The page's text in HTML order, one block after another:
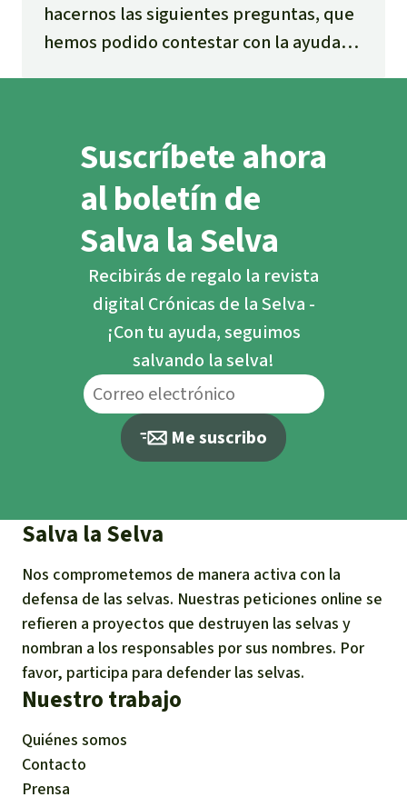
hacernos las siguientes preguntas, que
hemos podido contestar con la ayuda
Suscríbete ahora
al boletín de
Salva la Selva
Recibirás de regalo la revista
digital Crónicas de la Selva -
¡Con tu ayuda, seguimos
salvando la selva!
Me suscribo
Salva la Selva
Nos comprometemos de manera activa con la
defensa de las selvas. Nuestras peticiones online se
refieren a proyectos que destruyen las selvas y
nombran a los responsables por sus nombres. Por
favor, participa para defender las selvas.
Nuestro trabajo
Quiénes somos
Contacto
Prensa